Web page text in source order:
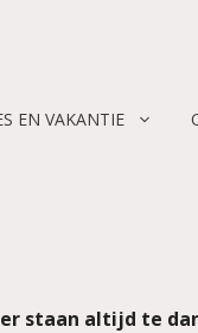
EN VAKANTIE
staan altijd te